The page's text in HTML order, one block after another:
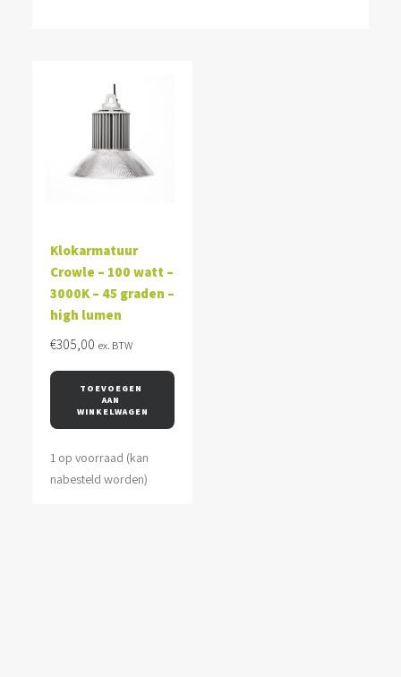
Klokarmatuur
Crowle – 100 watt –
3000K – 45 graden –
high lumen
€305,00 ex. BTW
TOEVOEGEN
AAN
WINKELWAGEN
1 op voorraad (kan
nabesteld worden)